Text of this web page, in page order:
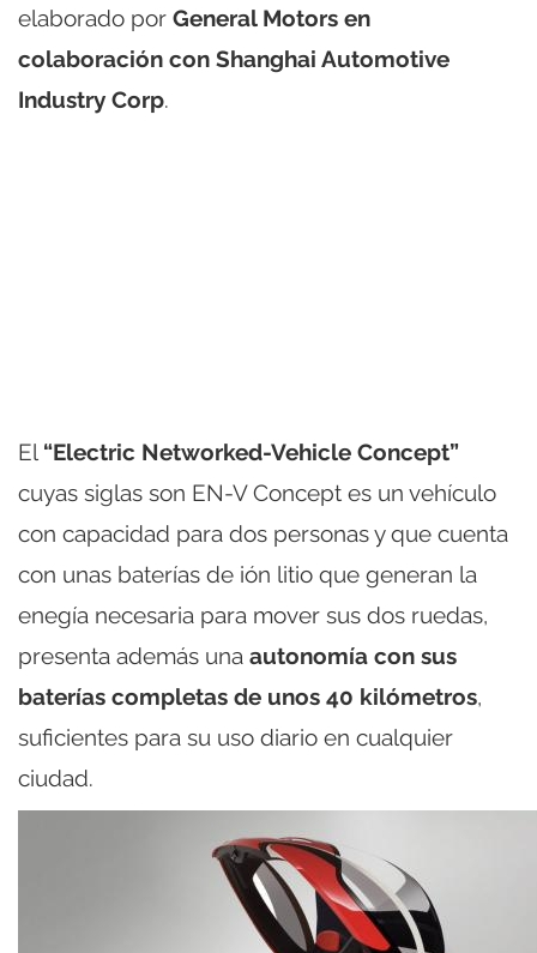
elaborado por General Motors en
colaboración con Shanghai Automotive
Industry Corp.
El “Electric Networked-Vehicle Concept”
cuyas siglas son EN-V Concept es un vehículo
con capacidad para dos personas y que cuenta
con unas baterías de ión litio que generan la
enegía necesaria para mover sus dos ruedas,
presenta además una autonomía con sus
baterías completas de unos 40 kilómetros,
suficientes para su uso diario en cualquier
ciudad.